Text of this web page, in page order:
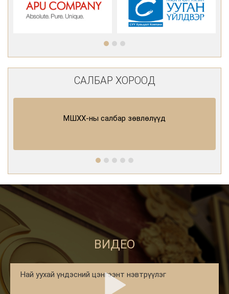
САЛБАР ХОРООД
МШХХ-ны салбар зөвлөлүүд
ВИДЕО
Най уухай үндэсний цэнгээнт нэвтрүүлэг